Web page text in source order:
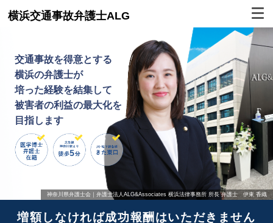
横浜交通事故弁護士ALG
交通事故を得意とする
横浜の弁護士が
培った経験を結集して
被害者の利益の最大化を
目指します
神奈川県弁護士会｜弁護士法人ALG&Associates 横浜法律事務所 所長 弁護士 伊東 香織
増額しなければ成功報酬はいただきません